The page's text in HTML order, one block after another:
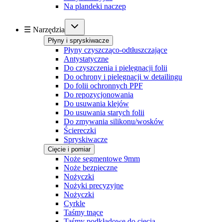
Na plandeki naczep
☰ Narzędzia
Płyny i spryskiwacze
Płyny czyszcząco-odtłuszczające
Antystatyczne
Do czyszczenia i pielęgnacji folii
Do ochrony i pielęgnacji w detailingu
Do folii ochronnych PPF
Do repozycjonowania
Do usuwania klejów
Do usuwania starych folii
Do zmywania silikonu/wosków
Ściereczki
Spryskiwacze
Cięcie i pomiar
Noże segmentowe 9mm
Noże bezpieczne
Nożyczki
Nożyki precyzyjne
Nożyczki
Cyrkle
Taśmy tnące